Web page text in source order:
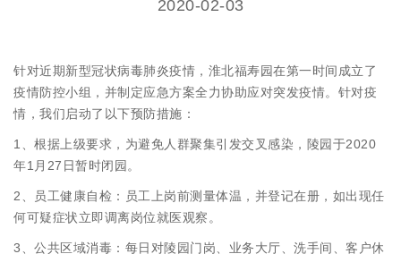
2020-02-03
针对近期新型冠状病毒肺炎疫情，淮北福寿园在第一时间成立了
疫情防控小组，并制定应急方案全力协助应对突发疫情。针对疫
情，我们启动了以下预防措施：
1、根据上级要求，为避免人群聚集引发交叉感染，陵园于2020
年1月27日暂时闭园。
2、员工健康自检：员工上岗前测量体温，并登记在册，如出现任
何可疑症状立即调离岗位就医观察。
3、公共区域消毒：每日对陵园门岗、业务大厅、洗手间、客户休